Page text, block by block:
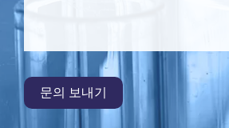
문의 보내기